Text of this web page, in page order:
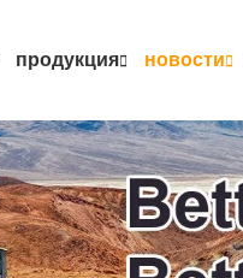
продукция новости